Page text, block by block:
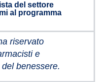
del settore
al programma
riservato
e
benessere.